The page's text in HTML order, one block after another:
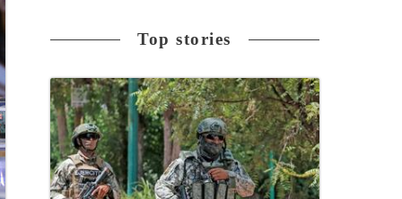
Top stories